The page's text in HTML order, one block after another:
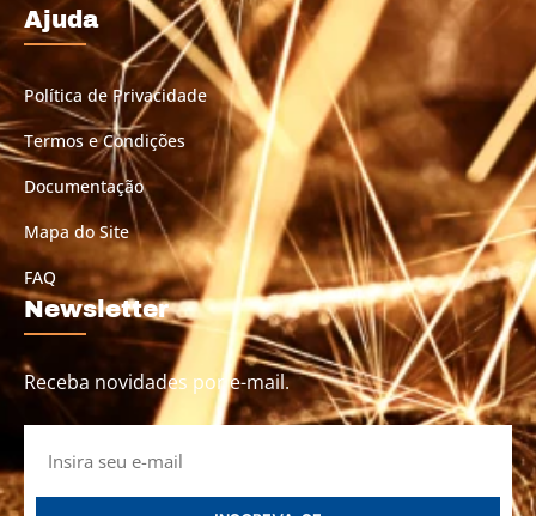
Ajuda
Política de Privacidade
Termos e Condições
Documentação
Mapa do Site
FAQ
Newsletter
Receba novidades por e-mail.